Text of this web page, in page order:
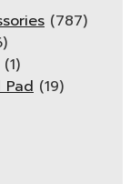
(787)
(1)
Pad (19)